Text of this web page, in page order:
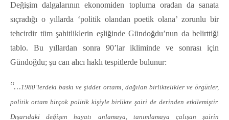
Değişim dalgalarının ekonomiden topluma oradan da sanata
sıçradığı o yıllarda ‘politik olandan poetik olana’ zorunlu bir
tehcirdir tüm şahitliklerin eşliğinde Gündoğdu’nun da belirttiği
tablo. Bu yıllardan sonra 90’lar ikliminde ve sonrası için
Gündoğdu; şu can alıcı haklı tespitlerde bulunur:
“…1980’lerdeki baskı ve şiddet ortamı, dağılan birliktelikler ve örgütler,
politik ortam birçok politik kişiyle birlikte şairi de derinden etkilemiştir.
Dışarıdaki değişen hayatı anlamaya, tanımlamaya çalışan şairin